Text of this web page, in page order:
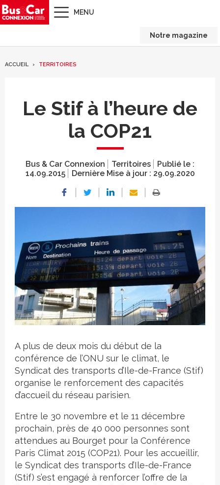
MENU
Notre magazine
ACCUEIL TERRITOIRES
Le Stif à l’heure de
la COP21
Bus & Car Connexion Territoires
Publié le :
14.09.2015
Dernière Mise à jour : 29.09.2020
Crédit photo
A plus de deux mois du début de la
conférence de l’ONU sur le climat, le
Syndicat des transports d’Ile-de-France (Stif)
organise le renforcement des capacités
d’accueil du réseau parisien.
Entre le 30 novembre et le 11 décembre
prochain, près de 40 000 personnes sont
attendues au Bourget pour la Conférence
Paris Climat 2015 (COP21). Pour les accueillir,
le Syndicat des transports d’Ile-de-France
(Stif) s’est engagé à renforcer l’offre de la